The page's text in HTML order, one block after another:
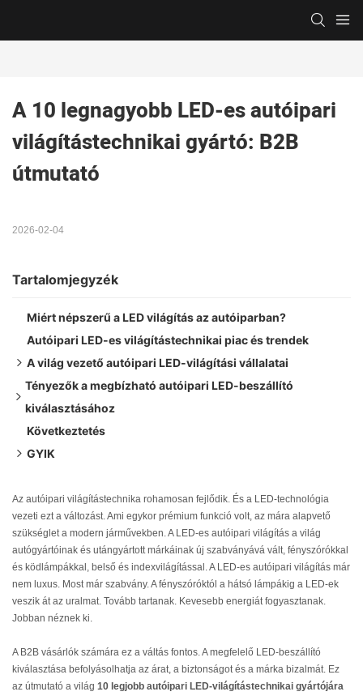
A 10 legnagyobb LED-es autóipari
világítástechnikai gyártó: B2B
útmutató
2026-02-04
Tartalomjegyzék
Miért népszerű a LED világítás az autóiparban?
Autóipari LED-es világítástechnikai piac és trendek
A világ vezető autóipari LED-világítási vállalatai
1. Philips Autóipari Világítástechnika
Alapvető előnyök
Fő termékek
2. OSRAM
Alapvető előnyök
3. Kingshowstar Világítástechnika
4. Morimoto Világítástechnika
Fő termékek
Alapvető előnyök
Fő termékek
6. NIKEN
Alapvető előnyök
Fő termékek
7. Koito Manufacturing Co., Ltd
Alapvető előnyök
Fő termékek
8. Magneti Marelli SpA
Alapvető előnyök
Fő termékek
9. NAOEVO
Alapvető előnyök
Fő termékek
10. ZKW Csoport
Alapvető előnyök
Tényezők a megbízható autóipari LED-beszállító
kiválasztásához
Termékminőség
Tanúsítványok
Testreszabási lehetőségek
Értékesítés utáni támogatás
Következtetés
GYIK
halogén világítással szemben?
2. kérdés: Minden országban legálisak a LED-es
fényszórók?
3. kérdés: Használható-e LED-világítás
haszongépjárművekben?
4. kérdés: Hogyan válasszam ki a megfelelő LED-
Az autóipari világítástechnika rohamosan fejlődik. És a LED-technológia
vezeti ezt a változást. Ami egykor prémium funkció volt, az mára alapvető
szükséglet a modern járművekben. A LED-es autóipari világítás a világ
autógyártóinak és utángyártott márkáinak új szabványává vált, fényszórókkal
és ködlámpákkal, belső és indexvilágítással. A LED-es autóipari világítás már
nem luxus. Most már szabvány. A fényszóróktól a hátsó lámpákig a LED-ek
veszik át az uralmat. Tovább tartanak. Kevesebb energiát fogyasztanak.
Jobban néznek ki.
A B2B vásárlók számára ez a váltás fontos. A megfelelő LED-beszállító
kiválasztása befolyásolhatja az árat, a biztonságot és a márka bizalmát. Ez
az útmutató a világ 10 legjobb autóipari LED-világítástechnikai gyártójára